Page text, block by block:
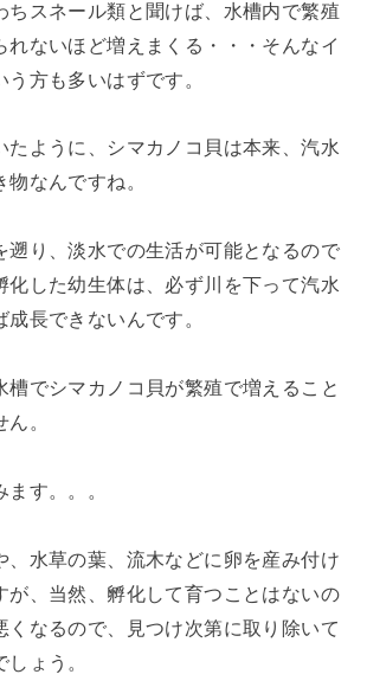
ちスネール類と聞けば、水槽内で繁殖
れないほど増えまくる・・・そんなイ
う方も多いはずです。
たように、シマカノコ貝は本来、汽水
なんですね。
遡り、淡水での生活が可能となるので
化した幼生体は、必ず川を下って汽水
長できないんです。
槽でシマカノコ貝が繁殖で増えること
。
す。。。
、水草の葉、流木などに卵を産み付け
が、当然、孵化して育つことはないの
くなるので、見つけ次第に取り除いて
ょう。